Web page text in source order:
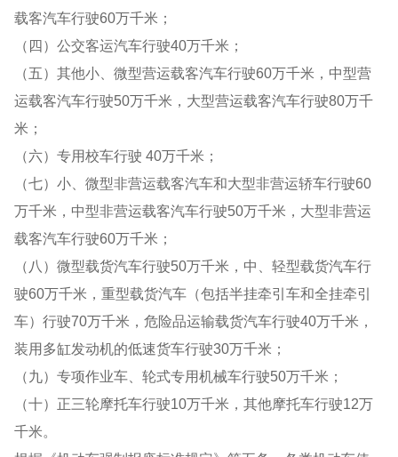
载客汽车行驶60万千米；
（四）公交客运汽车行驶40万千米；
（五）其他小、微型营运载客汽车行驶60万千米，中型营
运载客汽车行驶50万千米，大型营运载客汽车行驶80万千
米；
（六）专用校车行驶 40万千米；
（七）小、微型非营运载客汽车和大型非营运轿车行驶60
万千米，中型非营运载客汽车行驶50万千米，大型非营运
载客汽车行驶60万千米；
（八）微型载货汽车行驶50万千米，中、轻型载货汽车行
驶60万千米，重型载货汽车（包括半挂牵引车和全挂牵引
车）行驶70万千米，危险品运输载货汽车行驶40万千米，
装用多缸发动机的低速货车行驶30万千米；
（九）专项作业车、轮式专用机械车行驶50万千米；
（十）正三轮摩托车行驶10万千米，其他摩托车行驶12万
千米。